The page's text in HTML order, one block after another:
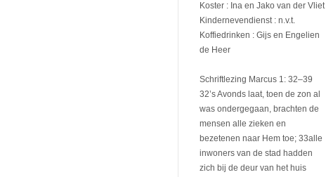
Koster : Ina en Jako van der Vliet
Kindernevendienst : n.v.t.
Koffiedrinken : Gijs en Engelien
de Heer
Schriftlezing Marcus 1: 32–39
32’s Avonds laat, toen de zon al
was ondergegaan, brachten de
mensen alle zieken en
bezetenen naar Hem toe; 33alle
inwoners van de stad hadden
zich bij de deur van het huis